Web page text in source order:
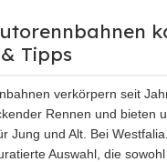
Tipps
verkörpern seit
Rennen und bieten
Jung und Alt. Bei
Auswahl, die